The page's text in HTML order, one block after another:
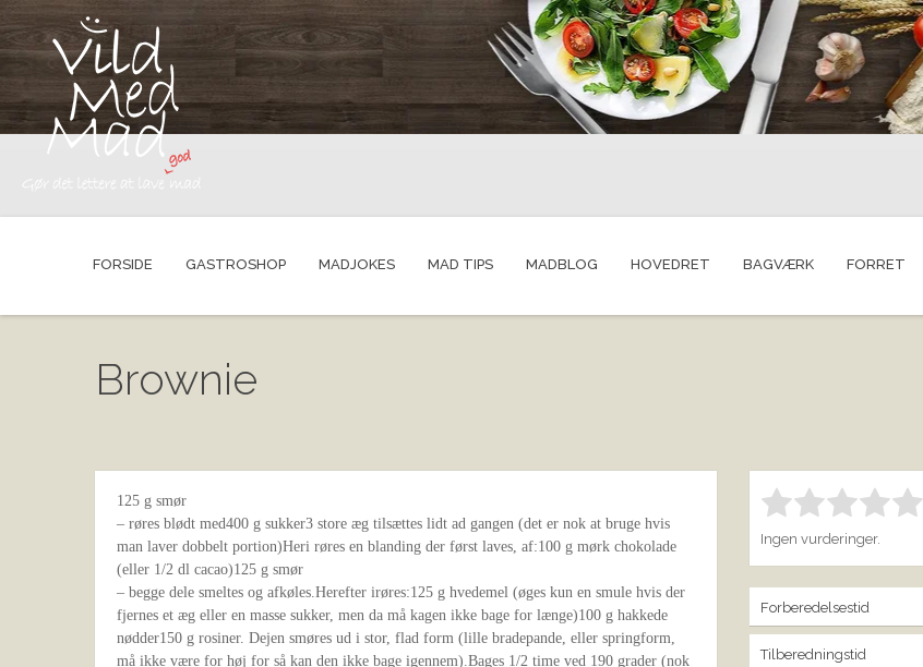
FORSIDE GASTROSHOP MADJOKES MAD TIPS MADBLOG HOVEDRET BAGVÆRK FORRET
Brownie
Bedøm denne vare: 1.00
Ingen vurderinger.
Forberedelsestid
Tilberedningstid
125 g smør
– røres blødt med400 g sukker3 store æg tilsættes lidt ad gangen (det er nok at bruge hvis
man laver dobbelt portion)Heri røres en blanding der først laves, af:100 g mørk chokolade
(eller 1/2 dl cacao)125 g smør
– begge dele smeltes og afkøles.Herefter irøres:125 g hvedemel (øges kun en smule hvis der
fjernes et æg eller en masse sukker, men da må kagen ikke bage for længe)100 g hakkede
nødder150 g rosiner. Dejen smøres ud i stor, flad form (lille bradepande, eller springform,
må ikke være for høj for så kan den ikke bage igennem).Bages 1/2 time ved 190 grader (nok